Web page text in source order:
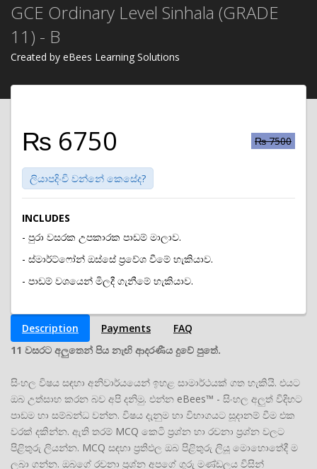
GCE Ordinary Level Sinhala (GRADE
11) - B
Created by eBees Learning Solutions
₨ 6750 ₨ 7500
ලියාපදිංචි වන්නේ කෙසේද?
INCLUDES
- පුරා වසරක උපකාරක පාඩම් මාලාව.
- ස්මාර්ට්ෆෝන් ඔස්සේ ප්‍රවේශ වීමේ හැකියාව.
- පාඩම් වශයෙන් මිලදී ගැනීමේ හැකියාව.
Description Payments
FAQ
11 වසරට අලුතෙන් පිය නැඟි ආදරණීය දුවේ පුතේ.
සිංහල විෂය සඳහා අනිවාර්යයෙන් ඉහළ සාමාර්ථයක් ගත හැකියි. එයට
ඔබ උත්සාහ කරන බව අපි දනිමු. එන්න eBees™ - සිංහල අලුත් විදිහට
පාඩම හා සම්බන්ධ වන්න. විෂය දැනුම හා විභාගයට සූදානම් වීම එක
වරක් දකින්න. ඇති තරම් MCQ කෙටි ප්‍රශ්න හා රචනා ප්‍රශ්න වලට
පිළිතුරු ලියන්න. MCQ සඳහා ප්‍රතිඵල ඔබ පිළිතුරු ලියූ මොහොතේදී ම
ලබා ගන්න. ඔබගේ රචනා ප්‍රශ්න අපගේ ගුරු මණ්ඩලය විසින්